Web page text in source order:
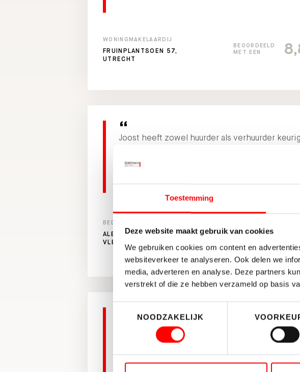
Toestemming
Deze website maakt gebruik van cookies
We gebruiken cookies om content en
websiteverkeer te analyseren. Ook delen we
media, adverteren en analyse. Deze partners
verstrekt of die ze hebben verzameld op basis
NOODZAKELIJK
WONINGMAKELAARDIJ
FRUINPLANTSOEN 57,
UTRECHT
BEOORDEELD
MET EEN
Joost heeft zowel huurder als verhuurder keurig
meer
BEDRIJFSHUISVESTING
ALBERT SCHWEITZERLAAN 10,
VLEUTEN
BEOORDEELD
MET EEN
Wij zijn zeer tevreden over de dienstverlening
Waltmann voor het aankopen van onze nieuwe
woning en het verkopen van onze vorige
Je wordt vriendelijk en vakkundig geholpen